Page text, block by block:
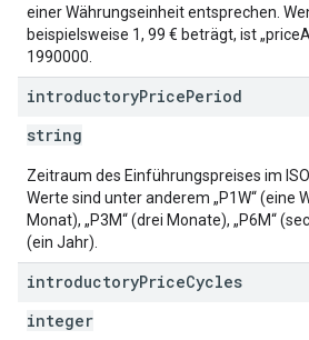
einer Währungseinheit entsprechen.
beispielsweise 1, 99 € beträgt, ist
1990000.
introductoryPricePeriod
string
Zeitraum des Einführungspreises im
Werte sind unter anderem „P1W“ (eine
Monat), „P3M“ (drei Monate), „P6M“
(ein Jahr).
introductoryPriceCycles
integer